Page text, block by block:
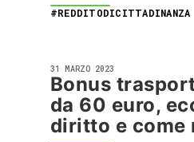
#REDDITODICITTADINANZA
31 MARZO 2023
Bonus
da 60 euro,
diritto e come